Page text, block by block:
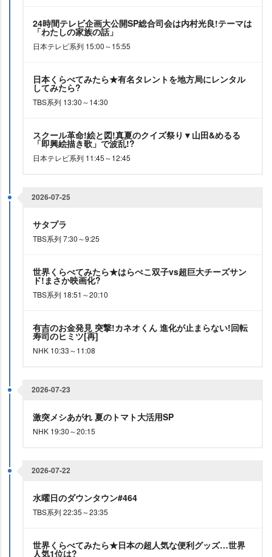
24時間テレビ企画大公開SP総合司会は内村光良!テーマは
「わたしの家族の話」
日本テレビ系列 15:00～15:55
日本くらべてみたら★有名タレントを地方局にレンタル
してみたら?
TBS系列 13:30～14:30
スクール革命!絵と図!真夏のクイズ祭り▼山田&めるる
「即興絵描き歌」で波乱!?
日本テレビ系列 11:45～12:45
2026-07-25
サタプラ
TBS系列 7:30～9:25
世界くらべてみたら★はらぺこ双子vs超巨大チーズサン
ド!まさか映画化?
TBS系列 18:51～20:10
有吉のお金発見 突撃!カネオくん 進化が止まらない!回転
寿司のヒミツ[再]
NHK 10:33～11:08
2026-07-23
激突メシあがれ 夏のトマト大活用SP
NHK 19:30～20:15
2026-07-22
水曜日のダウンタウン#464
TBS系列 22:35～23:35
世界くらべてみたら★日本の超人気な便利グッズ…世界
人気1位は?